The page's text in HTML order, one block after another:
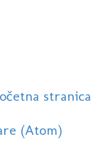
stranica
(Atom)